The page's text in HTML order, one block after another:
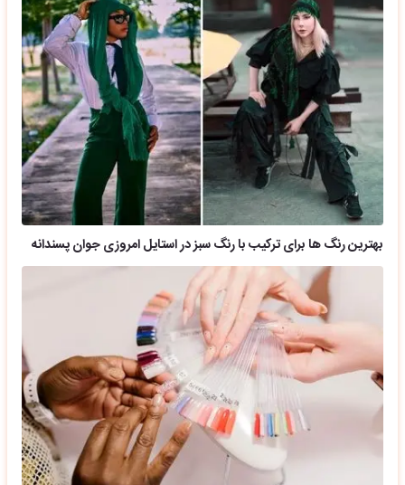
بهترین رنگ ها برای ترکیب با رنگ سبز در استایل امروزی جوان پسندانه